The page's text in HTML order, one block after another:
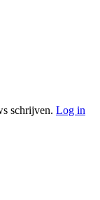
schrijven. Log in